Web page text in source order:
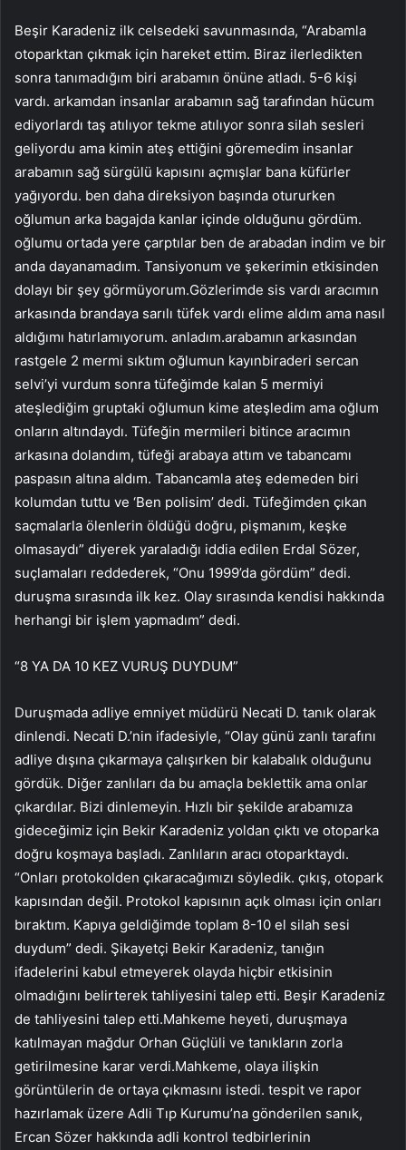
Beşir Karadeniz ilk celsedeki savunmasında, “Arabamla
otoparktan çıkmak için hareket ettim. Biraz ilerledikten
sonra tanımadığım biri arabamın önüne atladı. 5-6 kişi
vardı. arkamdan insanlar arabamın sağ tarafından hücum
ediyorlardı taş atılıyor tekme atılıyor sonra silah sesleri
geliyordu ama kimin ateş ettiğini göremedim insanlar
arabamın sağ sürgülü kapısını açmışlar bana küfürler
yağıyordu. ben daha direksiyon başında otururken
oğlumun arka bagajda kanlar içinde olduğunu gördüm.
oğlumu ortada yere çarptılar ben de arabadan indim ve bir
anda dayanamadım. Tansiyonum ve şekerimin etkisinden
dolayı bir şey görmüyorum.Gözlerimde sis vardı aracımın
arkasında brandaya sarılı tüfek vardı elime aldım ama nasıl
aldığımı hatırlamıyorum. anladım.arabamın arkasından
rastgele 2 mermi sıktım oğlumun kayınbiraderi sercan
selvi’yi vurdum sonra tüfeğimde kalan 5 mermiyi
ateşlediğim gruptaki oğlumun kime ateşledim ama oğlum
onların altındaydı. Tüfeğin mermileri bitince aracımın
arkasına dolandım, tüfeği arabaya attım ve tabancamı
paspasın altına aldım. Tabancamla ateş edemeden biri
kolumdan tuttu ve ‘Ben polisim’ dedi. Tüfeğimden çıkan
saçmalarla ölenlerin öldüğü doğru, pişmanım, keşke
olmasaydı” diyerek yaraladığı iddia edilen Erdal Sözer,
suçlamaları reddederek, “Onu 1999’da gördüm” dedi.
duruşma sırasında ilk kez. Olay sırasında kendisi hakkında
herhangi bir işlem yapmadım” dedi.
“8 YA DA 10 KEZ VURUŞ DUYDUM”
Duruşmada adliye emniyet müdürü Necati D. tanık olarak
dinlendi. Necati D.’nin ifadesiyle, “Olay günü zanlı tarafını
adliye dışına çıkarmaya çalışırken bir kalabalık olduğunu
gördük. Diğer zanlıları da bu amaçla beklettik ama onlar
çıkardılar. Bizi dinlemeyin. Hızlı bir şekilde arabamıza
gideceğimiz için Bekir Karadeniz yoldan çıktı ve otoparka
doğru koşmaya başladı. Zanlıların aracı otoparktaydı.
“Onları protokolden çıkaracağımızı söyledik. çıkış, otopark
kapısından değil. Protokol kapısının açık olması için onları
bıraktım. Kapıya geldiğimde toplam 8-10 el silah sesi
duydum” dedi. Şikayetçi Bekir Karadeniz, tanığın
ifadelerini kabul etmeyerek olayda hiçbir etkisinin
olmadığını belirterek tahliyesini talep etti. Beşir Karadeniz
de tahliyesini talep etti.Mahkeme heyeti, duruşmaya
katılmayan mağdur Orhan Güçlüli ve tanıkların zorla
getirilmesine karar verdi.Mahkeme, olaya ilişkin
görüntülerin de ortaya çıkmasını istedi. tespit ve rapor
hazırlamak üzere Adli Tıp Kurumu’na gönderilen sanık,
Ercan Sözer hakkında adli kontrol tedbirlerinin